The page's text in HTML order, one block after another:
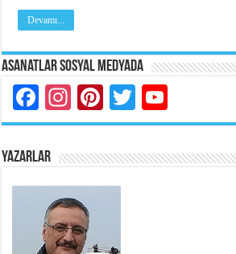
Devamı...
Asanatlar Sosyal Medyada
Facebook
Instagram
Pinterest
Twitter
YAZARLAR